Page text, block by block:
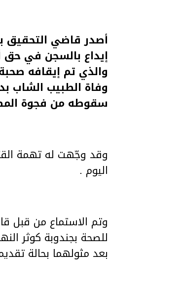
أصدر قاضي التحقيق
إيداع بالسجن في حق
سقوطه من فجوة
وقد وجّهت له تهمة
اليوم .
وتم الاستماع من قبل
للصحة بجندوبة كوثر
بعد مثولهما بحالة